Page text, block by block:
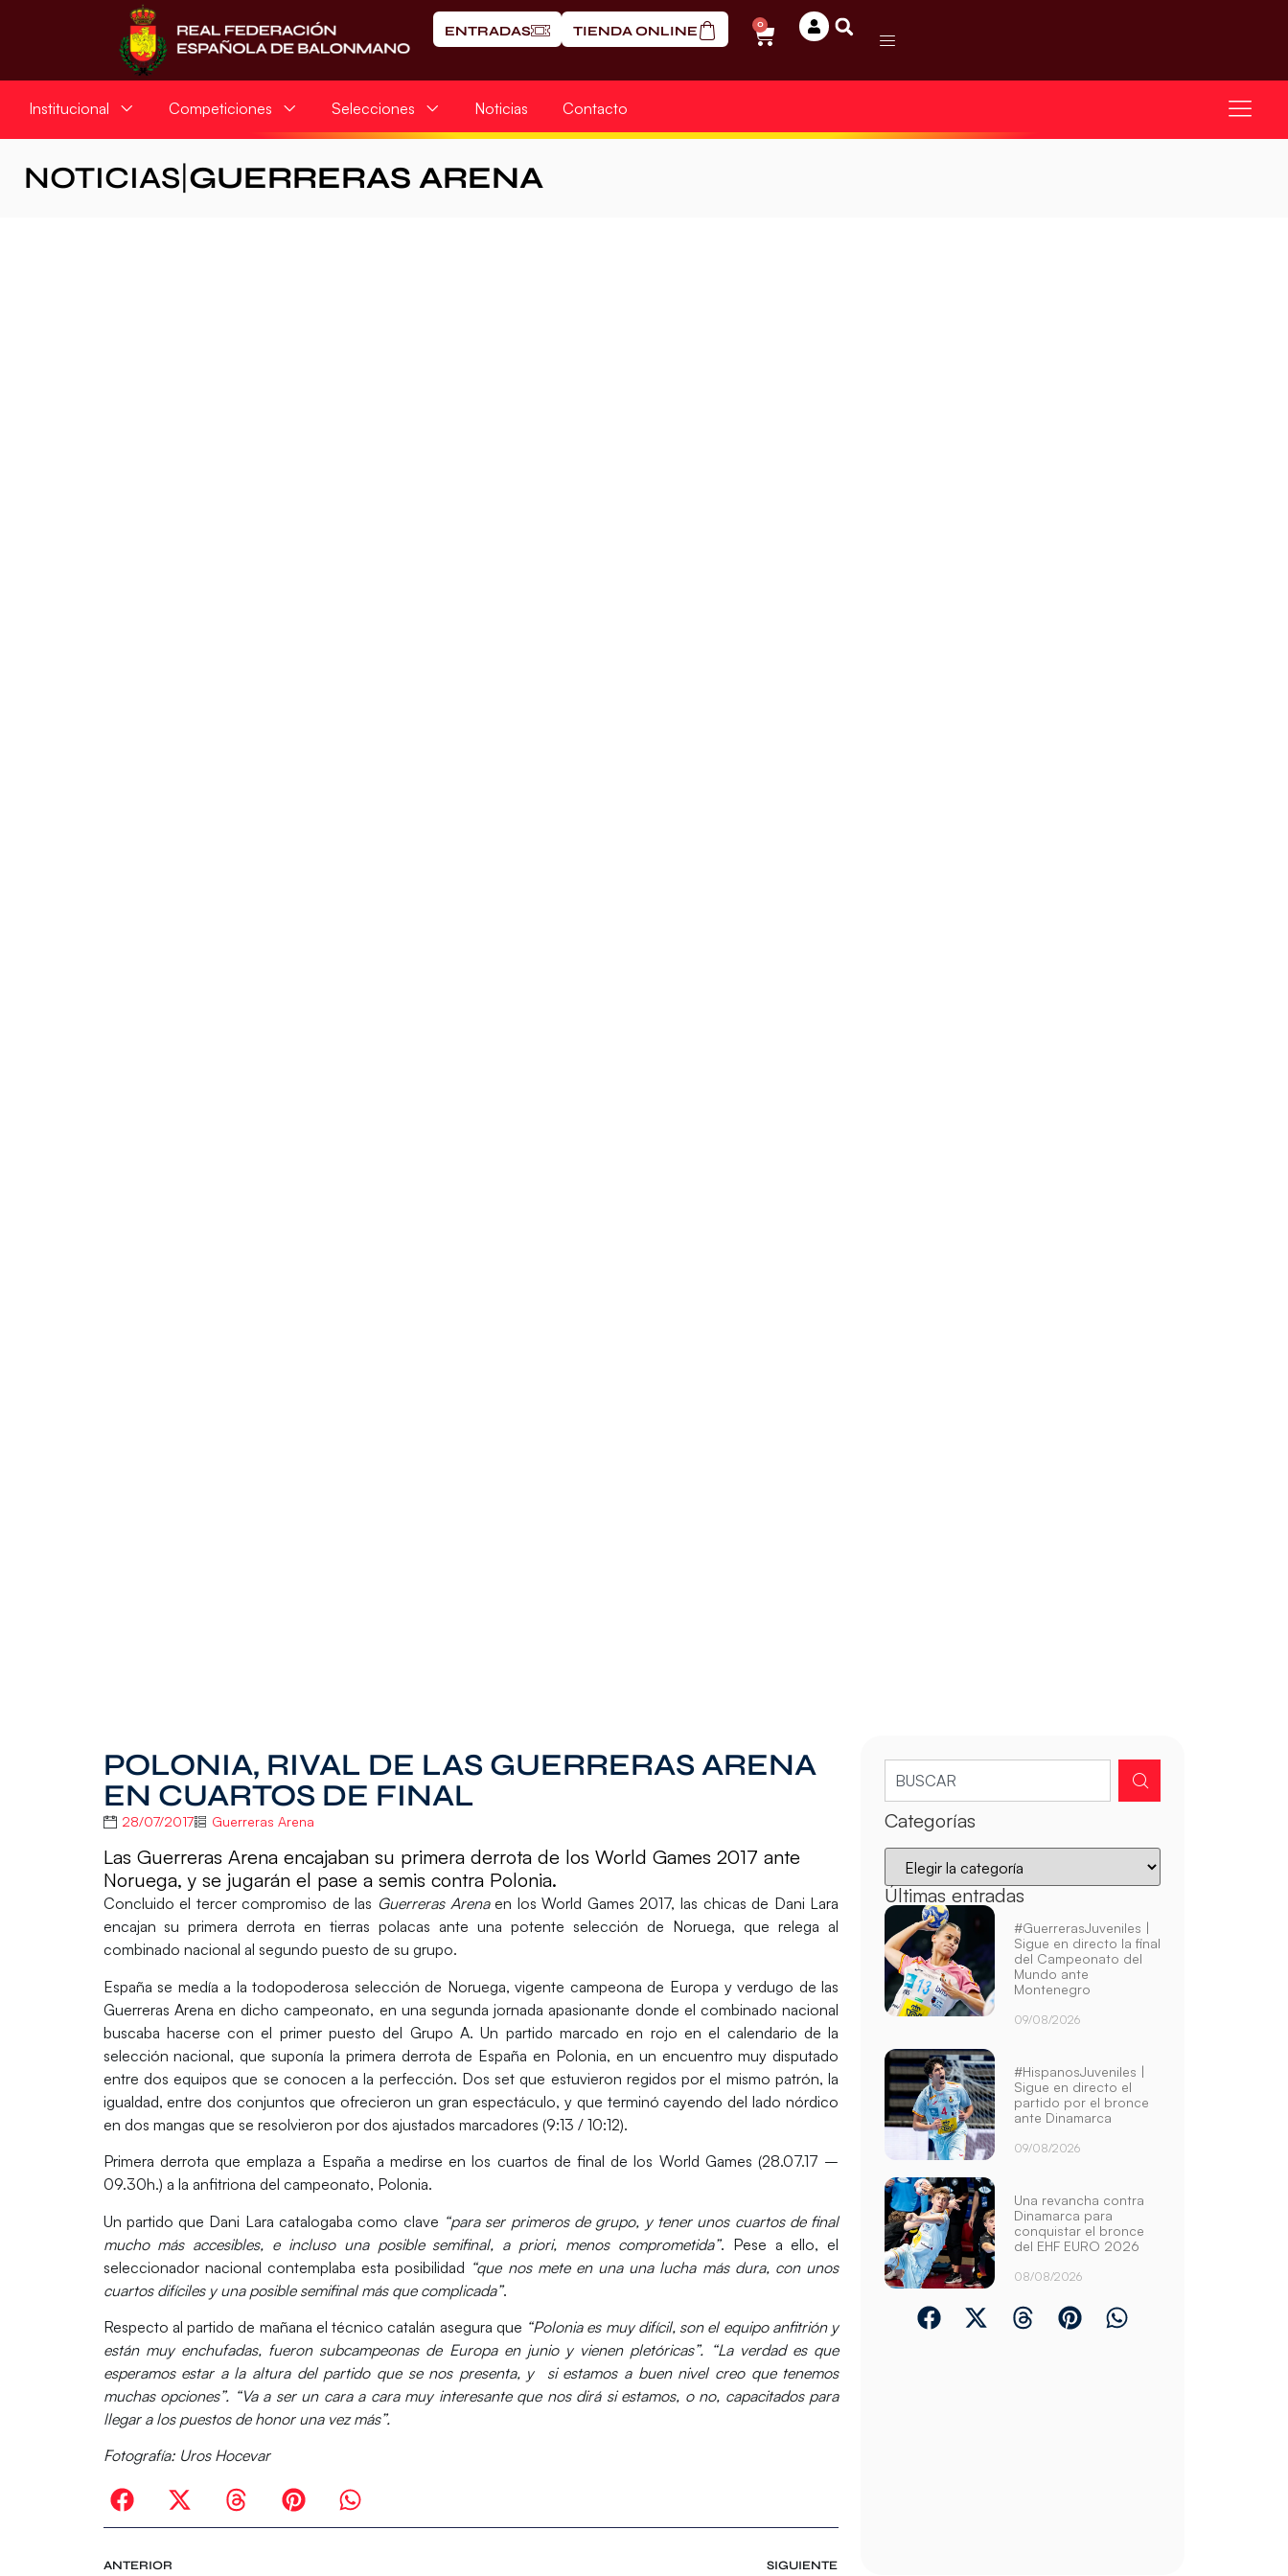
ENTRADAS TIENDA ONLINE 0
Institucional Competiciones Selecciones Noticias Contacto
NOTICIAS GUERRERAS ARENA
POLONIA, RIVAL DE LAS GUERRERAS ARENA
EN CUARTOS DE FINAL
28/07/2017 Guerreras Arena
Las Guerreras Arena encajaban su primera derrota de los World Games 2017 ante
Noruega, y se jugarán el pase a semis contra Polonia.
Concluido el tercer compromiso de las Guerreras Arenaen los World Games 2017, las chicas de Dani Lara
encajan su primera derrota en tierras polacas ante una potente selección de Noruega, que relega al
combinado nacional al segundo puesto de su grupo.
España se medía a la todopoderosa selección de Noruega, vigente campeona de Europa y verdugo de las
Guerreras Arena en dicho campeonato, en una segunda jornada apasionante donde el combinado nacional
buscaba hacerse con el primer puesto del Grupo A. Un partido marcado en rojo en el calendario de la
selección nacional, que suponía la primera derrota de España en Polonia, en un encuentro muy disputado
entre dos equipos que se conocen a la perfección. Dos set que estuvieron regidos por el mismo patrón, la
igualdad, entre dos conjuntos que ofrecieron un gran espectáculo, y que terminó cayendo del lado nórdico
en dos mangas que se resolvieron por dos ajustados marcadores (9:13 / 10:12).
Primera derrota que emplaza a España a medirse en los cuartos de final de los World Games (28.07.17 –
09.30h.) a la anfitriona del campeonato, Polonia.
Un partido que Dani Lara catalogaba como clave “para ser primeros de grupo, y tener unos cuartos de final
mucho más accesibles, e incluso una posible semifinal, a priori, menos comprometida”. Pese a ello, el
seleccionador nacional contemplaba esta posibilidad “que nos mete en una una lucha más dura, con unos
cuartos difíciles y una posible semifinal más que complicada”.
Respecto al partido de mañana el técnico catalán asegura que “Poloniaes muy difícil, son el equipo anfitrión y
están muy enchufadas, fueron subcampeonas de Europa en junio y vienen pletóricas”. “La verdad es que
esperamos estar a la altura del partido que se nos presenta, y si estamos a buen nivel creo que tenemos
muchas opciones”. “Va a ser un cara a cara muy interesante que nos dirá si estamos, o no, capacitados para
llegar a los puestos de honor una vez más”.
Fotografía: Uros Hocevar
ANTERIOR SIGUIENTE
Categorías
Últimas entradas
#GuerrerasJuveniles |
Sigue en directo la final
del Campeonato del
Mundo ante
Montenegro
09/08/2026
#HispanosJuveniles |
Sigue en directo el
partido por el bronce
ante Dinamarca
09/08/2026
Una revancha contra
Dinamarca para
conquistar el bronce
del EHF EURO 2026
08/08/2026